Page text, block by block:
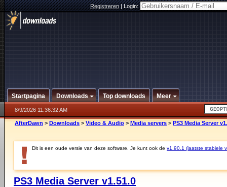
Registreren|Login:
Startpagina Downloads Top downloads Meer
8/9/2026 11:36:32 AM
AfterDawn > Downloads > Video & Audio > Media servers > PS3 Media Server
Dit is een oude versie van deze software. Je kunt ook de v1.90.1 (laatste stabiele
PS3 Media Server v1.51.0